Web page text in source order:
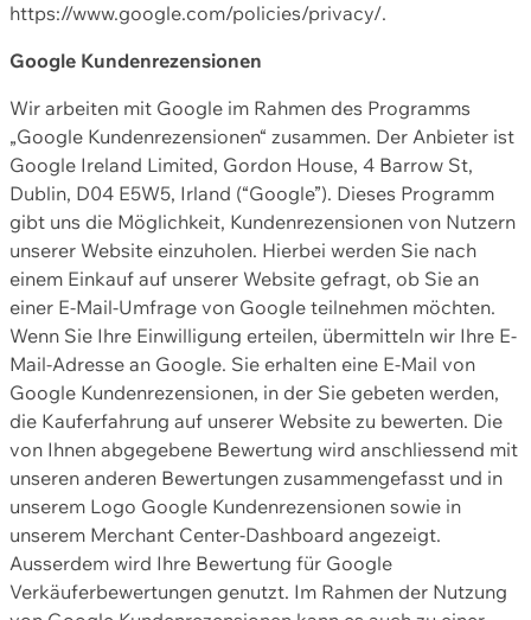
https://www.google.com/policies/privacy/.
Google Kundenrezensionen
Wir arbeiten mit Google im Rahmen des Programms
„Google Kundenrezensionen“ zusammen. Der Anbieter ist
Google Ireland Limited, Gordon House, 4 Barrow St,
Dublin, D04 E5W5, Irland (“Google”). Dieses Programm
gibt uns die Möglichkeit, Kundenrezensionen von Nutzern
unserer Website einzuholen. Hierbei werden Sie nach
einem Einkauf auf unserer Website gefragt, ob Sie an
einer E-Mail-Umfrage von Google teilnehmen möchten.
Wenn Sie Ihre Einwilligung erteilen, übermitteln wir Ihre E-
Mail-Adresse an Google. Sie erhalten eine E-Mail von
Google Kundenrezensionen, in der Sie gebeten werden,
die Kauferfahrung auf unserer Website zu bewerten. Die
von Ihnen abgegebene Bewertung wird anschliessend mit
unseren anderen Bewertungen zusammengefasst und in
unserem Logo Google Kundenrezensionen sowie in
unserem Merchant Center-Dashboard angezeigt.
Ausserdem wird Ihre Bewertung für Google
Verkäuferbewertungen genutzt. Im Rahmen der Nutzung